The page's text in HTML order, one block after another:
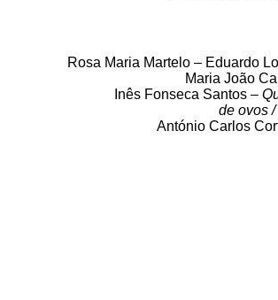
Rosa Maria Martelo – Eduardo
Maria João
Inês Fonseca Santos –
de ovos
António Carlos